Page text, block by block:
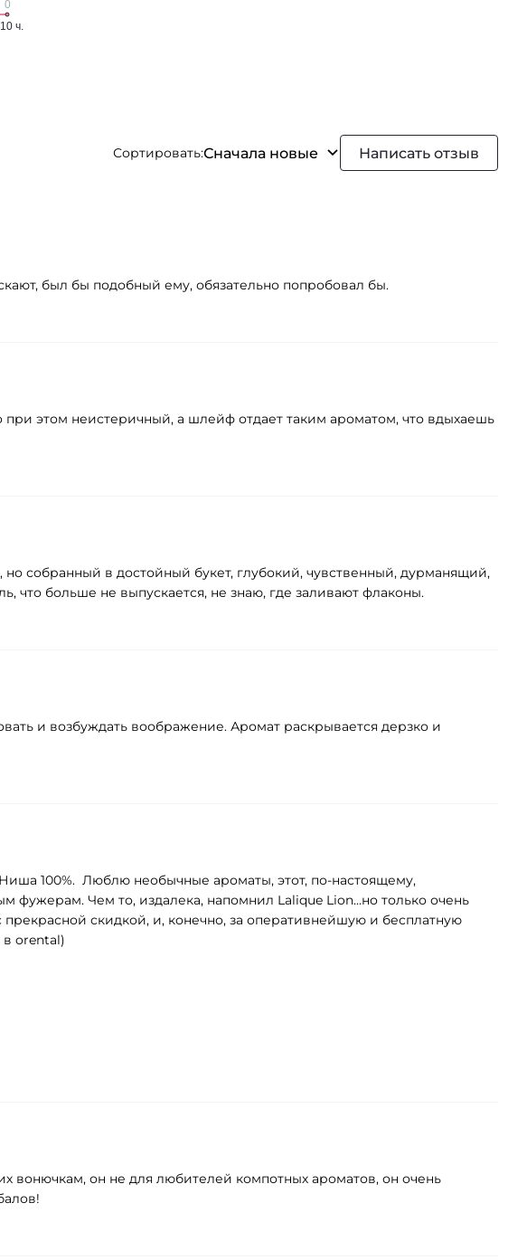
Сортировать:Сначала новые Написать отзыв
был бы подобный ему, обязательно попробовал бы.
этом неистеричный, а шлейф отдает таким ароматом, что вдыхаешь
собранный в достойный букет, глубокий, чувственный, дурманящий,
больше не выпускается, не знаю, где заливают флаконы.
и возбуждать воображение. Аромат раскрывается дерзко и
100%. Люблю необычные ароматы, этот, по-настоящему,
Чем то, издалека, напомнил Lalique Lion...но только очень
прекрасной скидкой, и, конечно, за оперативнейшую и бесплатную
orental)
вонючкам, он не для любителей компотных ароматов, он очень